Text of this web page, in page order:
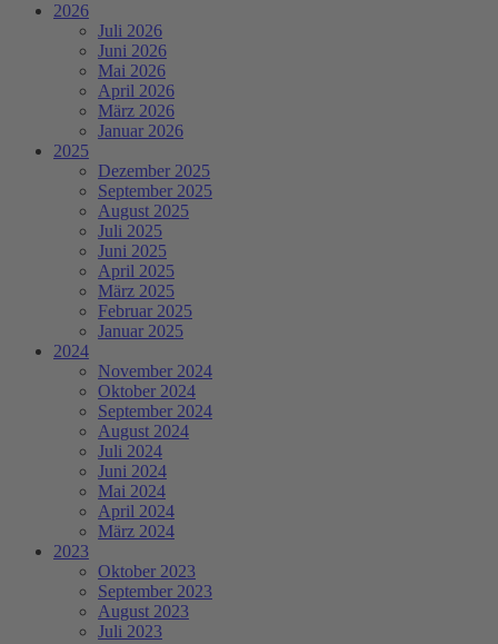
2026
Juli 2026
Juni 2026
Mai 2026
April 2026
März 2026
Januar 2026
2025
Dezember 2025
September 2025
August 2025
Juli 2025
Juni 2025
April 2025
März 2025
Februar 2025
Januar 2025
2024
November 2024
Oktober 2024
September 2024
August 2024
Juli 2024
Juni 2024
Mai 2024
April 2024
März 2024
2023
Oktober 2023
September 2023
August 2023
Juli 2023